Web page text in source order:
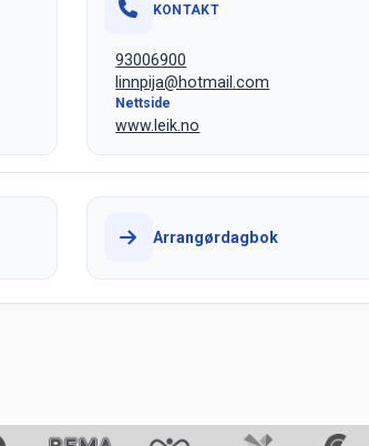
KONTAKT
93006900
linnpija@hotmail.com
Nettside
www.leik.no
Arrangørdagbok